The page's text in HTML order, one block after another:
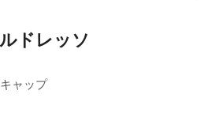
ドレッソ
ャップ